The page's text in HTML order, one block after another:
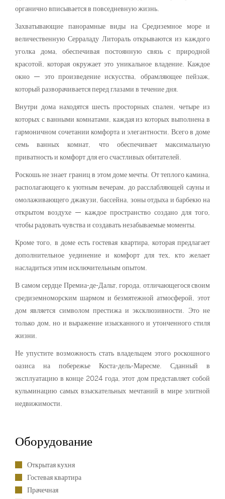
органично вписывается в повседневную жизнь.
Захватывающие панорамные виды на Средиземное море и
величественную Серраладу Литораль открываются из каждого
уголка дома, обеспечивая постоянную связь с природной
красотой, которая окружает это уникальное владение. Каждое
окно — это произведение искусства, обрамляющее пейзаж,
который разворачивается перед глазами в течение дня.
Внутри дома находятся шесть просторных спален, четыре из
которых с ванными комнатами, каждая из которых выполнена в
гармоничном сочетании комфорта и элегантности. Всего в доме
семь ванных комнат, что обеспечивает максимальную
приватность и комфорт для его счастливых обитателей.
Роскошь не знает границ в этом доме мечты. От теплого камина,
располагающего к уютным вечерам, до расслабляющей сауны и
омолаживающего джакузи, бассейна, зоны отдыха и барбекю на
открытом воздухе — каждое пространство создано для того,
чтобы радовать чувства и создавать незабываемые моменты.
Кроме того, в доме есть гостевая квартира, которая предлагает
дополнительное уединение и комфорт для тех, кто желает
насладиться этим исключительным опытом.
В самом сердце Премиа-де-Дальт, города, отличающегося своим
средиземноморским шармом и безмятежной атмосферой, этот
дом является символом престижа и эксклюзивности. Это не
только дом, но и выражение изысканного и утонченного стиля
жизни.
Не упустите возможность стать владельцем этого роскошного
оазиса на побережье Коста-дель-Маресме. Сданный в
эксплуатацию в конце 2024 года, этот дом представляет собой
кульминацию самых взыскательных мечтаний в мире элитной
недвижимости.
Оборудование
Открытая кухня
Гостевая квартира
Прачечная